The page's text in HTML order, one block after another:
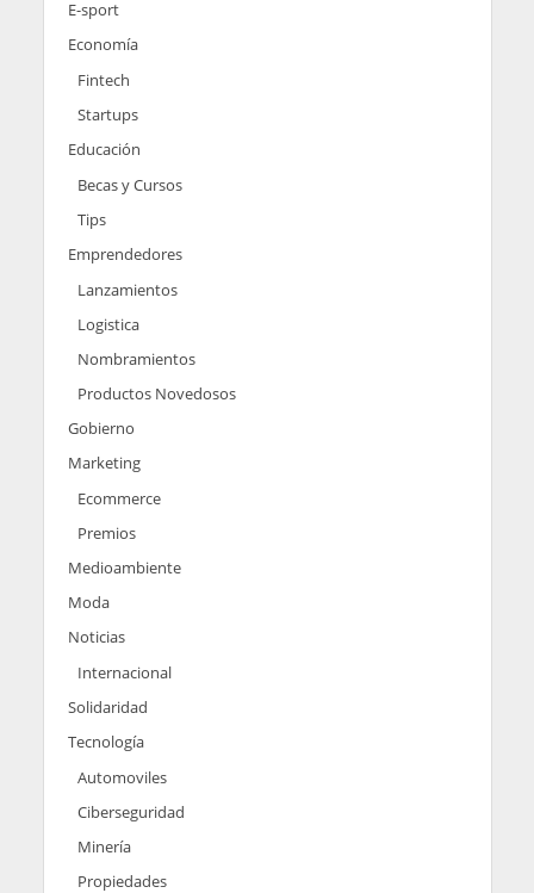
E-sport
Economía
Fintech
Startups
Educación
Becas y Cursos
Tips
Emprendedores
Lanzamientos
Logistica
Nombramientos
Productos Novedosos
Gobierno
Marketing
Ecommerce
Premios
Medioambiente
Moda
Noticias
Internacional
Solidaridad
Tecnología
Automoviles
Ciberseguridad
Minería
Propiedades